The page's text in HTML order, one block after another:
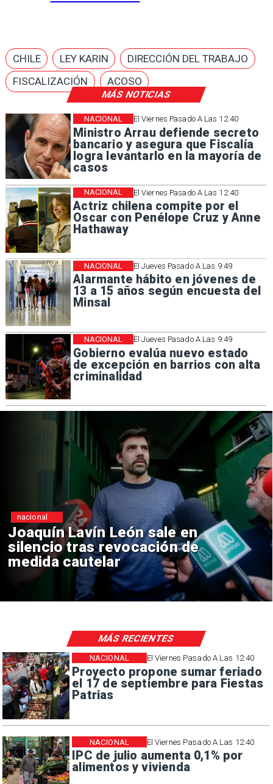
MÁS NOTICIAS
El Viernes Pasado A Las 12:40
Ministro Arrau defiende secreto
bancario y asegura que Fiscalía
logra levantarlo en la mayoría de
casos
NACIONAL
El Viernes Pasado A Las 12:40
Actriz chilena compite por el
Oscar con Penélope Cruz y Anne
Hathaway
NACIONAL
El Jueves Pasado A Las 9:49
Alarmante hábito en jóvenes de
13 a 15 años según encuesta del
Minsal
NACIONAL
El Jueves Pasado A Las 9:49
Gobierno evalúa nuevo estado
de excepción en barrios con alta
criminalidad
NACIONAL
CHILE LEY KARIN
DIRECCIÓN DEL TRABAJO
FISCALIZACIÓN
ACOSO
Lavín León sale en
tras revocación de
cautelar
El Viernes Pasado A Las 12:40
Proyecto propone sumar feriado
el 17 de septiembre para Fiestas
Patrias
NACIONAL
El Viernes Pasado A Las 12:40
IPC de julio aumenta 0,1% por
alimentos y vivienda
NACIONAL
MÁS RECIENTES